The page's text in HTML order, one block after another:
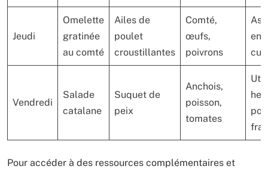
Jeudi
Omelette
gratinée
au comté
Ailes de
poulet
croustillantes
Comté,
œufs,
poivrons
en
Vendredi
Salade
catalane
Suquet de
peix
Anchois,
poisson,
tomates
Pour accéder à des ressources complémentaires et